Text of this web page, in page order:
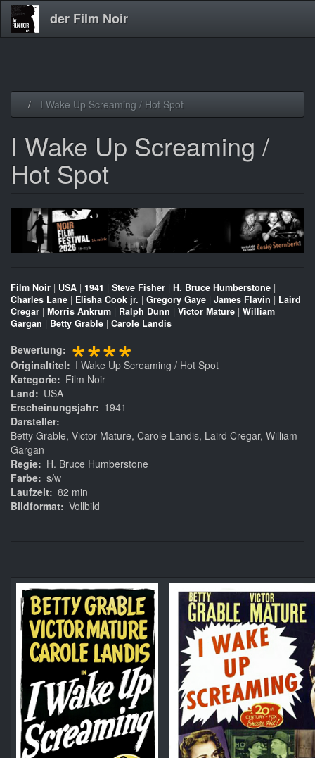
der Film Noir
I Wake Up Screaming / Hot Spot
I Wake Up Screaming /
Hot Spot
Film Noir | USA | 1941 | Steve Fisher | H. Bruce Humberstone |
Charles Lane | Elisha Cook jr. | Gregory Gaye | James Flavin | Laird
Cregar | Morris Ankrum | Ralph Dunn | Victor Mature | William
Gargan | Betty Grable | Carole Landis
Bewertung ****
Originaltitel
I Wake Up Screaming / Hot Spot
Kategorie
Film Noir
Land
USA
Erscheinungsjahr
1941
Darsteller
Betty Grable, Victor Mature, Carole Landis, Laird Cregar, William
Gargan
Regie
H. Bruce Humberstone
Farbe s/w
Laufzeit 82 min
Bildformat Vollbild